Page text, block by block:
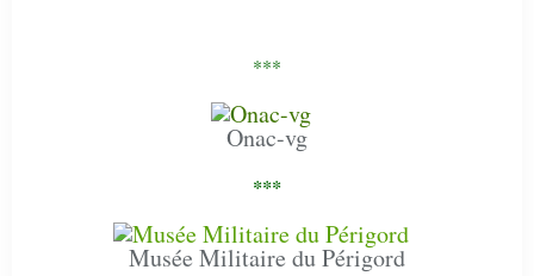
***
Onac-vg
***
Musée Militaire du Périgord